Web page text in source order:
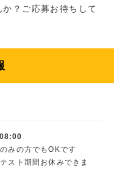
？ご応募お待ちして
みの方でもOKです
スト期間お休みできま